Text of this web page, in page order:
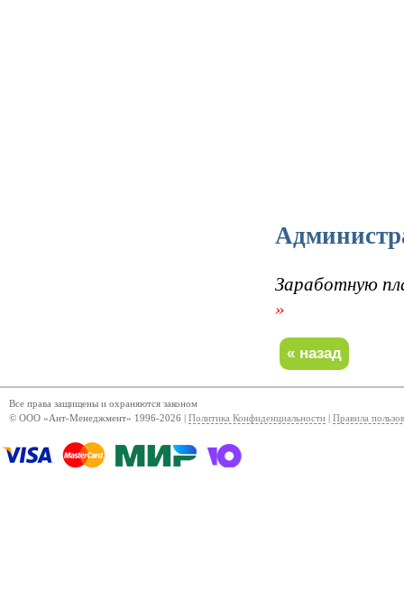
Заработную
»
Все права защищены и охраняются законом
© ООО «Ант-Менеджмент» 1996-2026 | Политика Конфиденциальности Правила